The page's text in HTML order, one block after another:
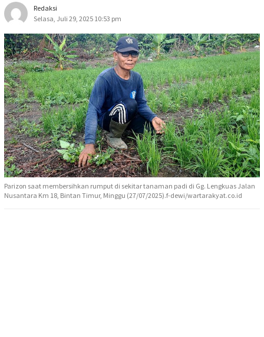
Redaksi
Selasa, Juli 29, 2025 10:53 pm
Parizon saat membersihkan rumput di sekitar tanaman padi di Gg. Lengkuas Jalan
Nusantara Km 18, Bintan Timur, Minggu (27/07/2025).f-dewi/wartarakyat.co.id